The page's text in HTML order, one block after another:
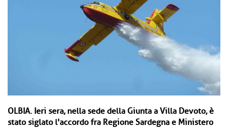
OLBIA. Ieri sera, nella sede della Giunta a Villa Devoto, è
stato siglato l'accordo fra Regione Sardegna e Ministero